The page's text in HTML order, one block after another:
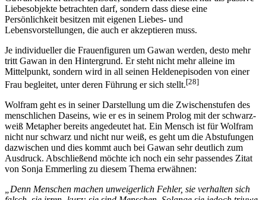
Liebesobjekte betrachten darf, sondern dass diese eine
Persönlichkeit besitzen mit eigenen Liebes- und
Lebensvorstellungen, die auch er akzeptieren muss.
Je individueller die Frauenfiguren um Gawan werden, desto mehr
tritt Gawan in den Hintergrund. Er steht nicht mehr alleine im
Mittelpunkt, sondern wird in all seinen Heldenepisoden von einer
Frau begleitet, unter deren Führung er sich stellt.[28]
Wolfram geht es in seiner Darstellung um die Zwischenstufen des
menschlichen Daseins, wie er es in seinem Prolog mit der schwarz-
weiß Metapher bereits angedeutet hat. Ein Mensch ist für Wolfram
nicht nur schwarz und nicht nur weiß, es geht um die Abstufungen
dazwischen und dies kommt auch bei Gawan sehr deutlich zum
Ausdruck. Abschließend möchte ich noch ein sehr passendes Zitat
von Sonja Emmerling zu diesem Thema erwähnen:
„Denn Menschen machen unweigerlich Fehler, sie verhalten sich